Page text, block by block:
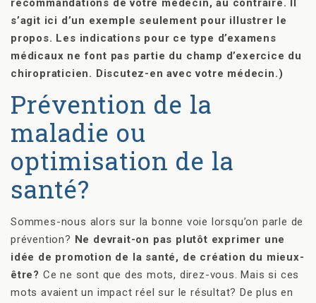
recommandations de votre médecin, au contraire. Il
s’agit ici d’un exemple seulement pour illustrer le
propos. Les indications pour ce type d’examens
médicaux ne font pas partie du champ d’exercice du
chiropraticien. Discutez-en avec votre médecin.)
Prévention de la
maladie ou
optimisation de la
santé?
Sommes-nous alors sur la bonne voie lorsqu’on parle de
prévention? Ne devrait-on pas plutôt exprimer une
idée de promotion de la santé, de création du mieux-
être? Ce ne sont que des mots, direz-vous. Mais si ces
mots avaient un impact réel sur le résultat? De plus en